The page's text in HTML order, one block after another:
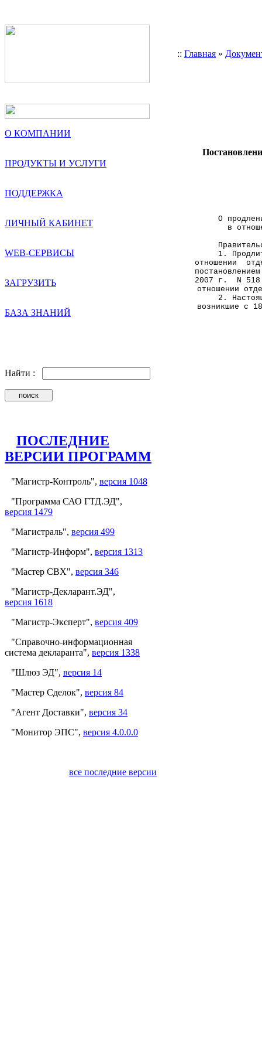
:: Главная »
О КОМПАНИИ
ПРОДУКТЫ И УСЛУГИ
ПОДДЕРЖКА
ЛИЧНЫЙ КАБИНЕТ
WEB-СЕРВИСЫ
ЗАГРУЗИТЬ
БАЗА ЗНАНИЙ
Найти :
ПОСЛЕДНИЕ
ВЕРСИИ ПРОГРАММ
"Магистр-Контроль", версия 1048
"Программа САО ГТД.ЭД",
версия 1479
"Магистраль", версия 499
"Магистр-Информ", версия 1313
"Мастер СВХ", версия 346
"Магистр-Декларант.ЭД",
версия 1618
"Магистр-Эксперт", версия 409
"Справочно-информационная
система декларанта", версия 1338
"Шлюз ЭД", версия 14
"Мастер Сделок", версия 84
"Агент Доставки", версия 34
"Монитор ЭПС", версия 4.0.0.0
все последние версии
О
в
1.
отношении
2007 г.  N 518
отношении
2.